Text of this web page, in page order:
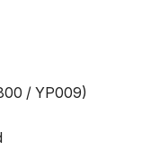
/ YP009)